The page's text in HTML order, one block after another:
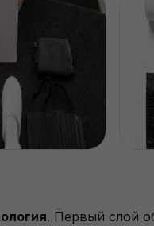
. Первый слой